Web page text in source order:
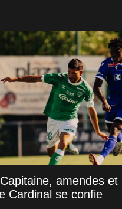
amendes et
Cardinal se confie